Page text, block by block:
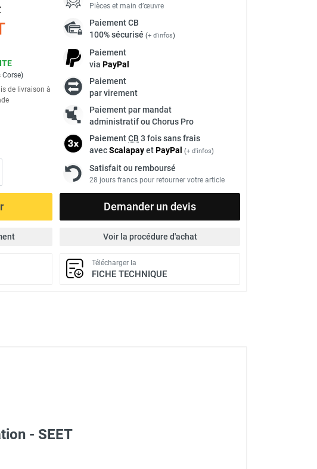
Corse)
de livraison à
Pièces et main d’œuvre
PaiementCB
100% sécurisé (+ d'infos)
Paiement
via PayPal
Paiement
par virement
Paiement par mandat
administratif ou Chorus Pro
PaiementCB 3 fois sans frais
avecScalapayetPayPal (+ d'infos)
Satisfait ou remboursé
28 jours francs pour retourner votre article
Demander un devis
Voir la procédure d'achat
Télécharger la
FICHE TECHNIQUE
- SEET